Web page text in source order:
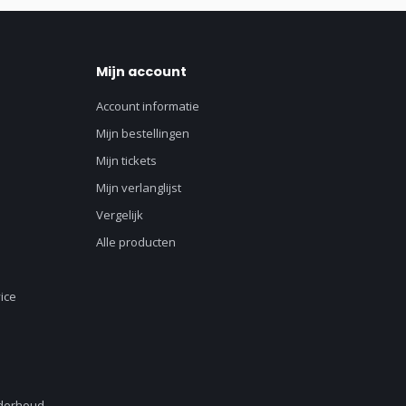
Mijn account
Account informatie
Mijn bestellingen
Mijn tickets
Mijn verlanglijst
Vergelijk
Alle producten